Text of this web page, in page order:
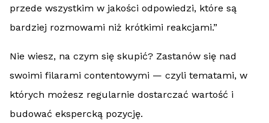
przede wszystkim w jakości odpowiedzi, które są
bardziej rozmowami niż krótkimi reakcjami.”
Nie wiesz, na czym się skupić? Zastanów się nad
swoimi filarami contentowymi — czyli tematami, w
których możesz regularnie dostarczać wartość i
budować ekspercką pozycję.